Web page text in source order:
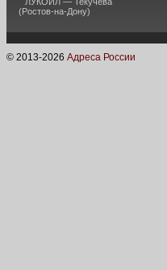
(Ростов-на-Дону)
© 2013-2026 Адреса России